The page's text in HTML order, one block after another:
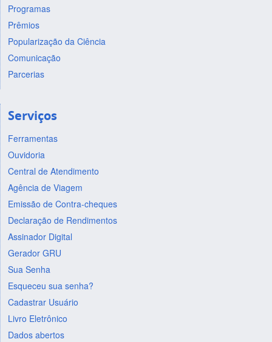
Programas
Prêmios
Popularização da Ciência
Comunicação
Parcerias
Serviços
Ferramentas
Ouvidoria
Central de Atendimento
Agência de Viagem
Emissão de Contra-cheques
Declaração de Rendimentos
Assinador Digital
Gerador GRU
Sua Senha
Esqueceu sua senha?
Cadastrar Usuário
Livro Eletrônico
Dados abertos